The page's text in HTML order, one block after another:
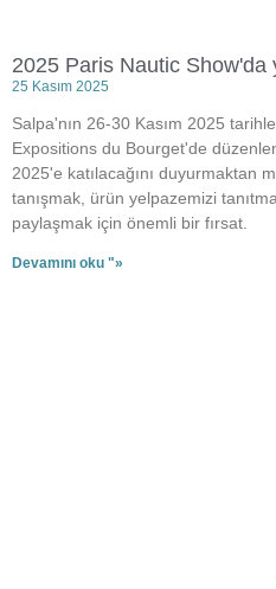
2025 Paris Nautic Show'da
25 Kasım 2025
Salpa'nın 26-30 Kasım 2025
Expositions du Bourget'de
2025'e katılacağını duyurmaktan
tanışmak, ürün yelpazemizi
paylaşmak için önemli bir fırsat.
Devamını oku "»